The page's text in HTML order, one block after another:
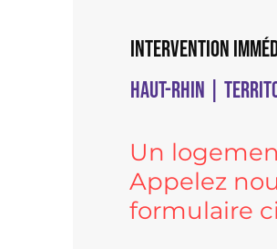
Intervention
Haut-Rhin |
Un
Appelez
formulaire